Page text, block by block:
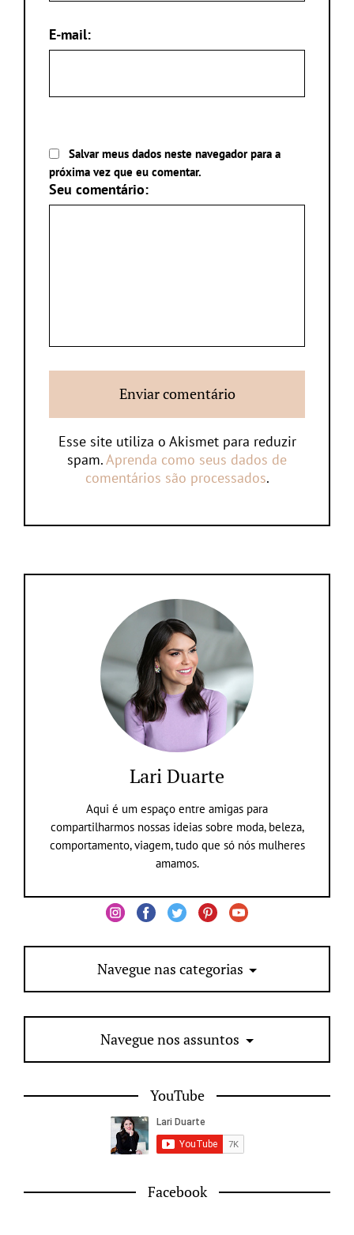
E-mail:
Salvar meus dados neste navegador para a
próxima vez que eu comentar.
Seu comentário:
Esse site utiliza o Akismet para reduzir
spam.Aprenda como seus dados de
comentários são processados.
Lari Duarte
Aqui é um espaço entre amigas para
compartilharmos nossas ideias sobre moda, beleza,
comportamento, viagem, tudo que só nós mulheres
amamos.
Navegue nas categorias
Navegue nos assuntos
YouTube
Facebook